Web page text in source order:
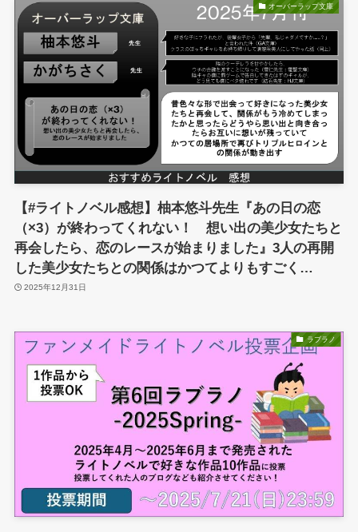
オーバーラップ文庫
【#ライトノベル感想】柚本悠斗先生『あの日の恋
（×3）が終わってくれない！ 想い出の美少女たちと
再会したら、恋のレースが始まりました』3人の再開
した美少女たちとの関係はかつてよりもすごく…
2025年12月31日
ラブラノ